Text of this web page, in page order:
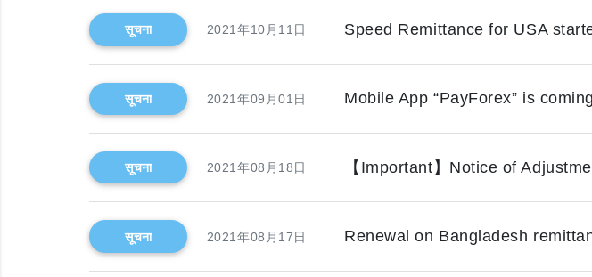
सूचना 2021年10月11日 Speed Remittance for USA
सूचना 2021年09月01日 Mobile App “PayForex” is
सूचना 2021年08月18日 【Important】Notice of
सूचना 2021年08月17日 Renewal on Bangladesh